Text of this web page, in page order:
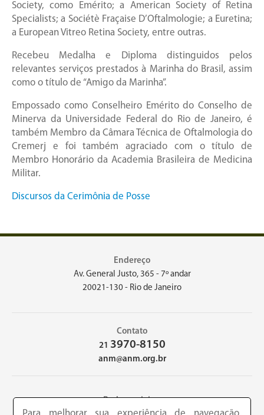
Society, como Emérito; a American Society of Retina
Specialists; a Sociétè Fraçaise D’Oftalmologie; a Euretina;
a European Vitreo Retina Society, entre outras.
Recebeu Medalha e Diploma distinguidos pelos
relevantes serviços prestados à Marinha do Brasil, assim
como o título de “Amigo da Marinha”.
Empossado como Conselheiro Emérito do Conselho de
Minerva da Universidade Federal do Rio de Janeiro, é
também Membro da Câmara Técnica de Oftalmologia do
Cremerj e foi também agraciado com o título de
Membro Honorário da Academia Brasileira de Medicina
Militar.
Discursos da Cerimônia de Posse
Endereço
Av. General Justo, 365 - 7º andar
20021-130 - Rio de Janeiro
Contato
21 3970-8150
anm@anm.org.br
Redes sociais